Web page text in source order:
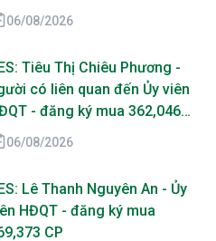
06/08/2026
Tiêu Thị Chiêu Phương -
có liên quan đến Ủy viên
- đăng ký mua 362,046
06/08/2026
Lê Thanh Nguyên An - Ủy
HĐQT - đăng ký mua
CP